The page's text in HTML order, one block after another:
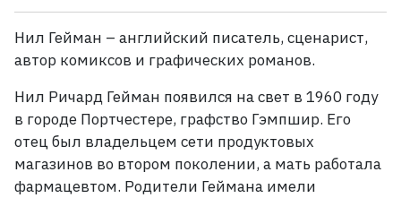
Серии
Коллекции
Нил Гейман – английский писатель, сценарист,
автор комиксов и графических романов.
Нил Ричард Гейман появился на свет в 1960 году
в городе Портчестере, графство Гэмпшир. Его
отец был владельцем сети продуктовых
магазинов во втором поколении, а мать работала
фармацевтом. Родители Геймана имели